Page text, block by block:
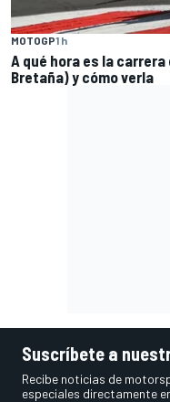
MOTOGP1 h
A qué hora es la
Bretaña) y cómo verla
Suscríbete a
Recibe noticias de
especiales directamente